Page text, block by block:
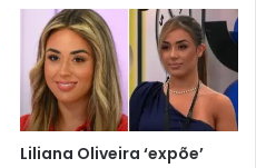
Liliana Oliveira ‘expõe’